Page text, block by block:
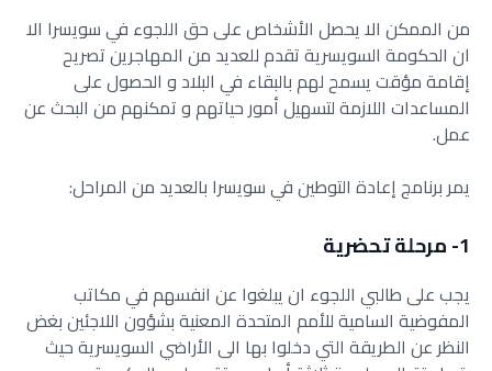
من الممكن الا يحصل الأشخاص على حق اللجوء في سويسرا الا
ان ‏الحكومة السويسرية تقدم للعديد من المهاجرين تصريح
إقامة مؤقت ‏يسمح لهم بالبقاء في البلاد و الحصول على
المساعدات اللازمة ‏لتسهيل أمور حياتهم و تمكنهم من البحث عن
عمل.
يمر برنامج إعادة التوطين في سويسرا بالعديد من المراحل:
مرحلة تحضرية
يجب على طالبي اللجوء ان يبلغوا عن انفسهم في مكاتب
المفوضية ‏السامية للأمم المتحدة المعنية بشؤون اللاجئين بغض
النظر عن ‏الطريقة التي دخلوا بها الى الأراضي السويسرية حيث